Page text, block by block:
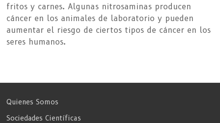
fritos y carnes. Algunas nitrosaminas producen
cáncer en los animales de laboratorio y pueden
aumentar el riesgo de ciertos tipos de cáncer en los
seres humanos.
Quienes Somos
Sociedades Científicas